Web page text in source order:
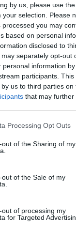
by us, please use
your selection. Please
you may
based on personal
disclosed to
separately opt-out
personal information
participants.
us to third parties on
that may
website/app uses
visit or usage
to Google and its
specified
Processing Opt Outs
out of the Sharing of my
out of the Sale of my
out of processing my
for Targeted
dönteni,
viselj ősszel,
egyéniséged a